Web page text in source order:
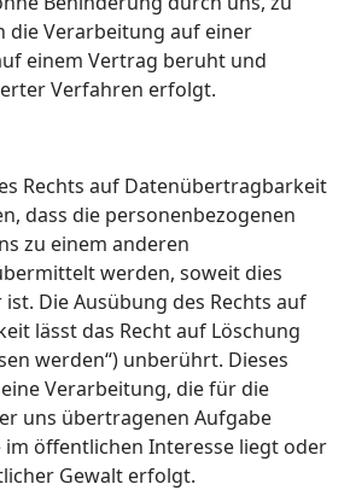
die Verarbeitung auf einer
einem Vertrag beruht und
Verfahren erfolgt.
Rechts auf Datenübertragbarkeit
dass die personenbezogenen
zu einem anderen
werden, soweit dies
Die Ausübung des Rechts auf
lässt das Recht auf Löschung
werden“) unberührt. Dieses
Verarbeitung, die für die
uns übertragenen Aufgabe
öffentlichen Interesse liegt oder
Gewalt erfolgt.